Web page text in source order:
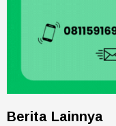
Berita Lainnya